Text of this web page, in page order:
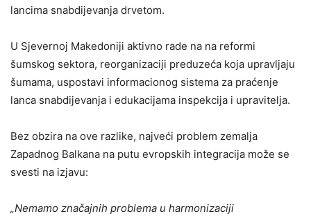
lancima snabdijevanja drvetom.
U Sjevernoj Makedoniji aktivno rade na na reformi
šumskog sektora, reorganizaciji preduzeća koja upravljaju
šumama, uspostavi informacionog sistema za praćenje
lanca snabdijevanja i edukacijama inspekcija i upravitelja.
Bez obzira na ove razlike, najveći problem zemalja
Zapadnog Balkana na putu evropskih integracija može se
svesti na izjavu:
„Nemamo značajnih problema u harmonizaciji